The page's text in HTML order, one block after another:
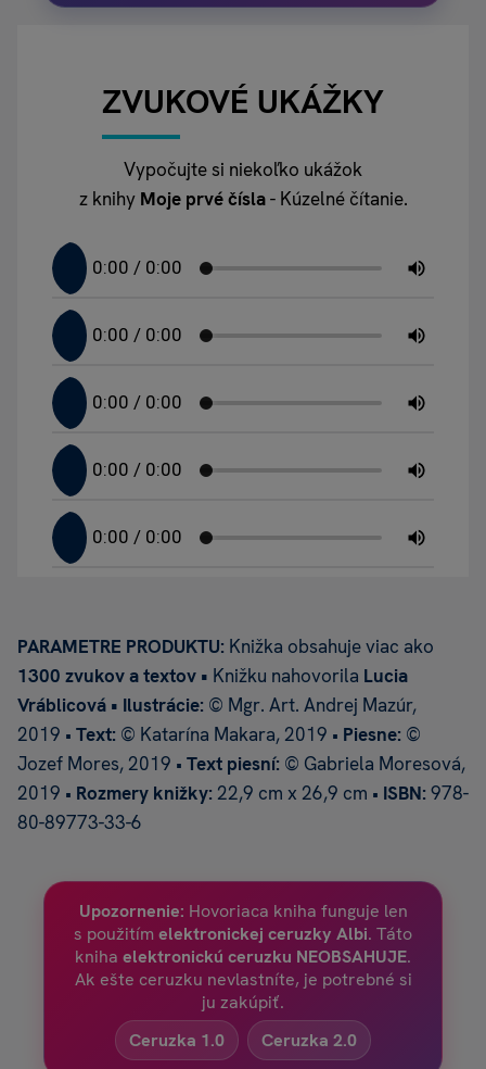
ZVUKOVÉ UKÁŽKY
Vypočujte si niekoľko ukážok
z knihy Moje prvé čísla- Kúzelné čítanie.
PARAMETRE PRODUKTU: Knižka obsahuje viac ako
1300 zvukov a textov • Knižku nahovorila Lucia
Vráblicová • Ilustrácie: © Mgr. Art. Andrej Mazúr,
2019 • Text: © Katarína Makara, 2019 • Piesne: ©
Jozef Mores, 2019 • Text piesní: © Gabriela Moresová,
2019 • Rozmery knižky: 22,9 cm x 26,9 cm • ISBN: 978-
80-89773-33-6
Upozornenie: Hovoriaca kniha funguje len
s použitím elektronickej ceruzky Albi. Táto
kniha elektronickú ceruzku NEOBSAHUJE.
Ak ešte ceruzku nevlastníte, je potrebné si
ju zakúpiť.
Ceruzka 1.0
Ceruzka 2.0